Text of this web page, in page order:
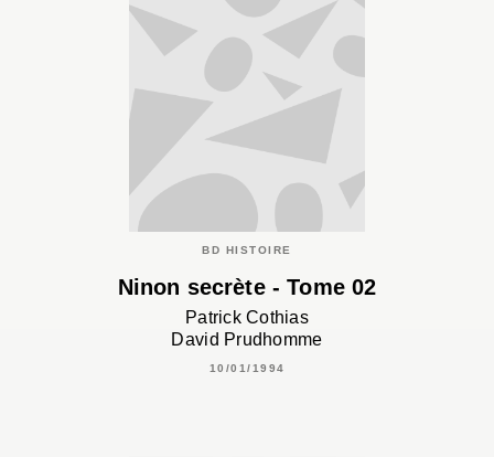
BD HISTOIRE
Ninon secrète - Tome 02
Patrick Cothias
David Prudhomme
10/01/1994